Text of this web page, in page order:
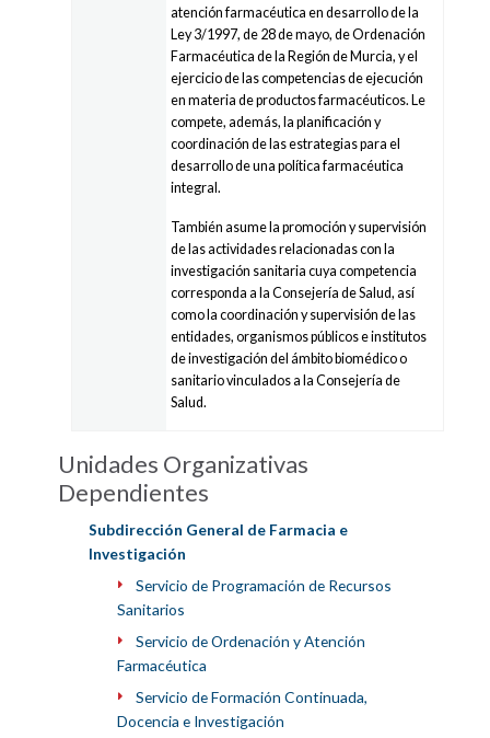
atención farmacéutica en desarrollo de la
Ley 3/1997, de 28 de mayo, de Ordenación
Farmacéutica de la Región de Murcia, y el
ejercicio de las competencias de ejecución
en materia de productos farmacéuticos. Le
compete, además, la planificación y
coordinación de las estrategias para el
desarrollo de una política farmacéutica
integral.
También asume la promoción y supervisión
de las actividades relacionadas con la
investigación sanitaria cuya competencia
corresponda a la Consejería de Salud, así
como la coordinación y supervisión de las
entidades, organismos públicos e institutos
de investigación del ámbito biomédico o
sanitario vinculados a la Consejería de
Salud.
Unidades Organizativas
Dependientes
Subdirección General de Farmacia e
Investigación
Servicio de Programación de Recursos
Sanitarios
Servicio de Ordenación y Atención
Farmacéutica
Servicio de Formación Continuada,
Docencia e Investigación